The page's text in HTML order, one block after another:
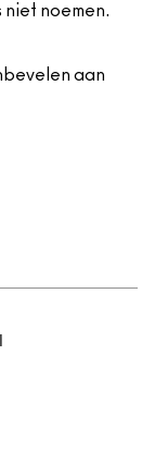
niet noemen.
aan